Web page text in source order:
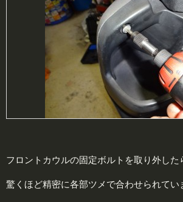
フロントカウルの固定ボルトを取り外した
驚くほど精密に各部ツメで合わせられてい